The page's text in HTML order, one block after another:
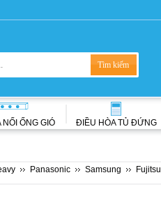
ỐNG GIÓ ĐIỀU HÒA TỦ ĐỨNG
Panasonic Samsung Fujitsu